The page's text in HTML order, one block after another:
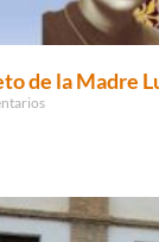
de la Madre